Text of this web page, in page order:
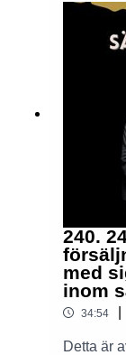
idag ska
fakta
hur man
240.
med
inom
34:54
Detta är